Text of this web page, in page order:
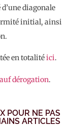
diagonale
initial, ainsi
en totalitéici.
dérogation.
POUR NE PAS
ARTICLES